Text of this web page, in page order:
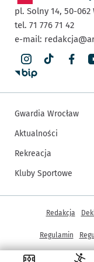
pl. Solny 14, 50-062
tel. 71 776 71 42
e-mail:
Gwardia Wrocław
Aktualności
Rekreacja
Kluby Sportowe
Inne
Redakcja
Regulamin